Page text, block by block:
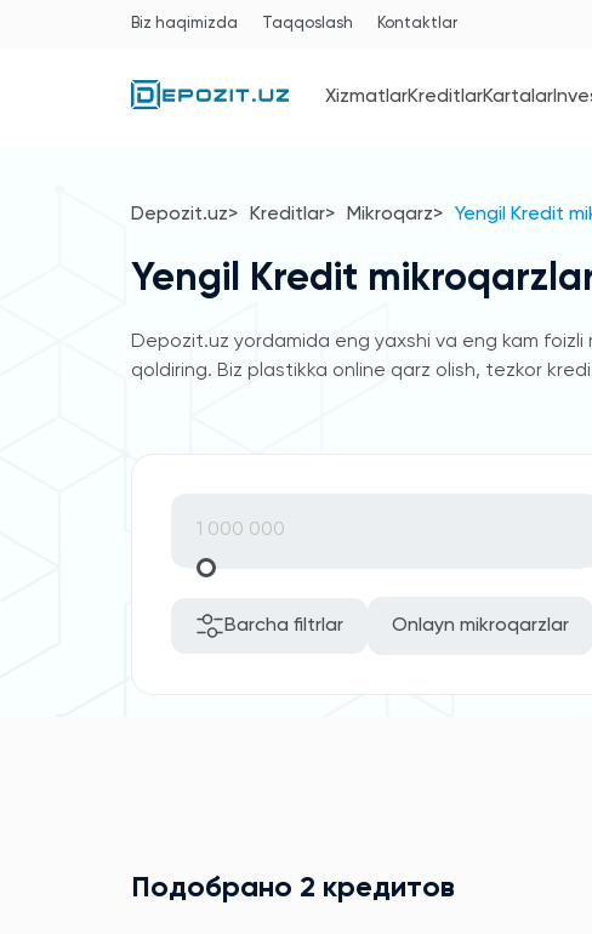
Biz haqimizda Taqqoslash Kontaktlar
XizmatlarKreditlarKartalar
Depozit.uz Kreditlar Mikroqarz Yengil Kredit
Yengil Kredit
Depozit.uz yordamida eng yaxshi va eng kam
qoldiring. Biz plastikka online qarz olish, tezkor
Barcha filtrlar Onlayn mikroqarzlar
Подобрано 2 кредитов